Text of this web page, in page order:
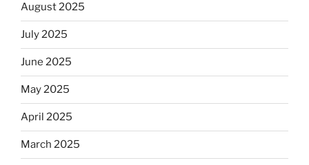
August 2025
July 2025
June 2025
May 2025
April 2025
March 2025